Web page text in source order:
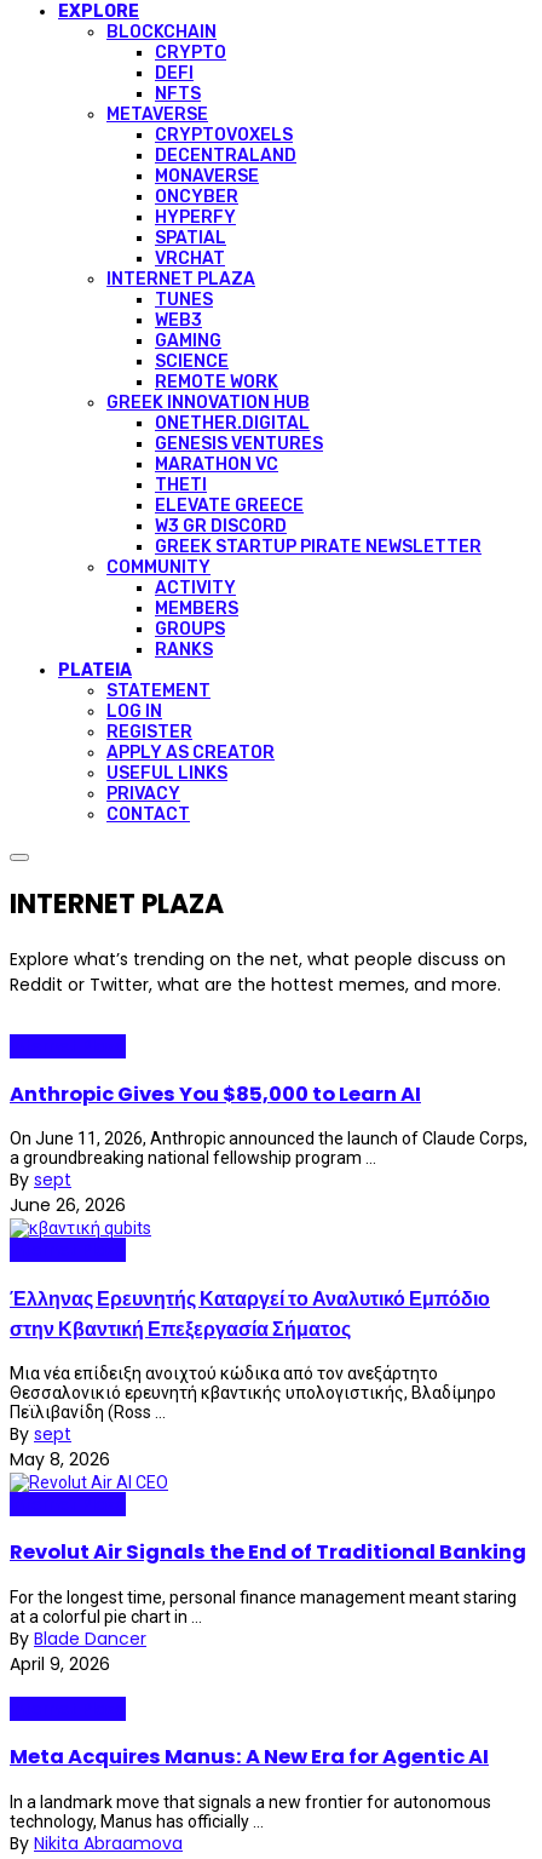
EXPLORE
BLOCKCHAIN
CRYPTO
DEFI
NFTS
METAVERSE
CRYPTOVOXELS
DECENTRALAND
MONAVERSE
ONCYBER
HYPERFY
SPATIAL
VRCHAT
INTERNET PLAZA
TUNES
WEB3
GAMING
SCIENCE
REMOTE WORK
GREEK INNOVATION HUB
ONETHER.DIGITAL
GENESIS VENTURES
MARATHON VC
THETI
ELEVATE GREECE
W3 GR DISCORD
GREEK STARTUP PIRATE NEWSLETTER
COMMUNITY
ACTIVITY
MEMBERS
GROUPS
RANKS
PLATEIA
STATEMENT
LOG IN
REGISTER
APPLY AS CREATOR
USEFUL LINKS
PRIVACY
CONTACT
INTERNET PLAZA
Explore what’s trending on the net, what people discuss on
Reddit or Twitter, what are the hottest memes, and more.
Anthropic Gives You $85,000 to Learn AI
On June 11, 2026, Anthropic announced the launch of Claude Corps,
a groundbreaking national fellowship program ...
By sept
June 26, 2026
Έλληνας Ερευνητής Καταργεί το Αναλυτικό Εμπόδιο
στην Κβαντική Επεξεργασία Σήματος
Μια νέα επίδειξη ανοιχτού κώδικα από τον ανεξάρτητο
Θεσσαλονικιό ερευνητή κβαντικής υπολογιστικής, Βλαδίμηρο
Πεϊλιβανίδη (Ross ...
By sept
May 8, 2026
Revolut Air Signals the End of Traditional Banking
For the longest time, personal finance management meant staring
at a colorful pie chart in ...
By Blade Dancer
April 9, 2026
Meta Acquires Manus: A New Era for Agentic AI
In a landmark move that signals a new frontier for autonomous
technology, Manus has officially ...
By Nikita Abraamova